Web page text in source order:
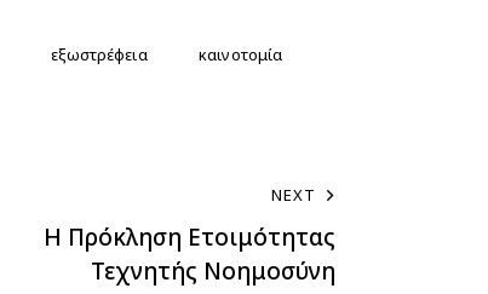
εξωστρέφεια καινοτομία
NEXT
Η Πρόκληση Ετοιμότητας
Τεχνητής Νοημοσύνη